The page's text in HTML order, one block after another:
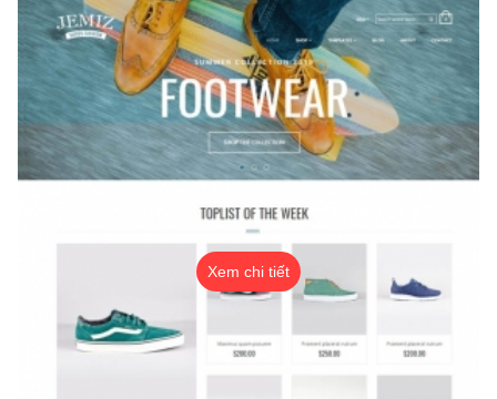
Xem chi tiết